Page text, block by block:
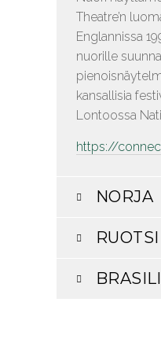
Theatre’n
Englannissa
nuorille
kansallisia
Lontoossa
https://
NORJA
RUOTSI